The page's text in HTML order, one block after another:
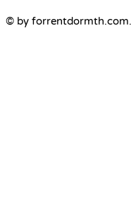
© by